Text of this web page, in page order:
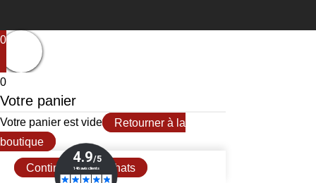
0
0
Votre panier
Votre panier est vide
Retourner à la
boutique
Continuer mes achats